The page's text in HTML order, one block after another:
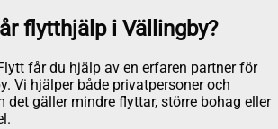
flytthjälp i Vällingby?
får du hjälp av en erfaren partner för
Vi hjälper både privatpersoner och
det gäller mindre flyttar, större bohag eller